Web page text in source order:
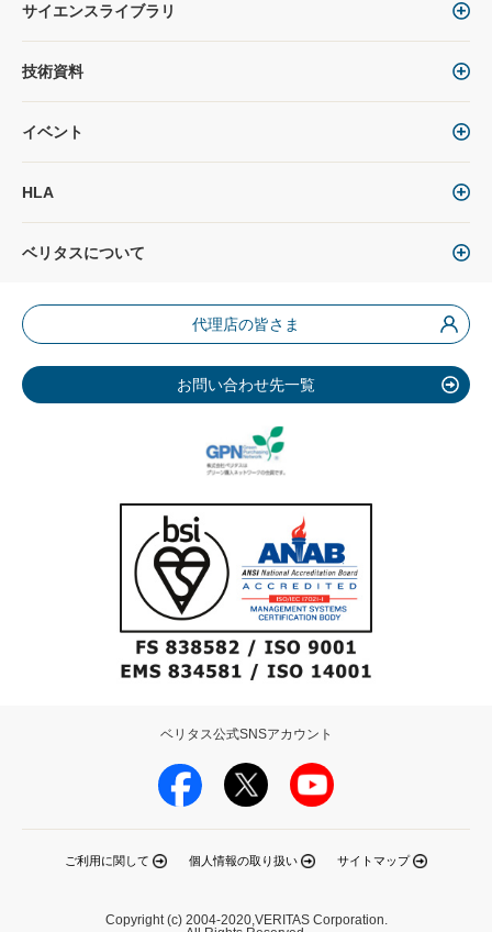
サイエンスライブラリ
技術資料
イベント
HLA
ベリタスについて
代理店の皆さま
お問い合わせ先一覧
ご利用に関して 個人情報の取り扱い サイトマップ
ベリタス公式SNSアカウント
Copyright (c) 2004-2020,VERITAS Corporation.